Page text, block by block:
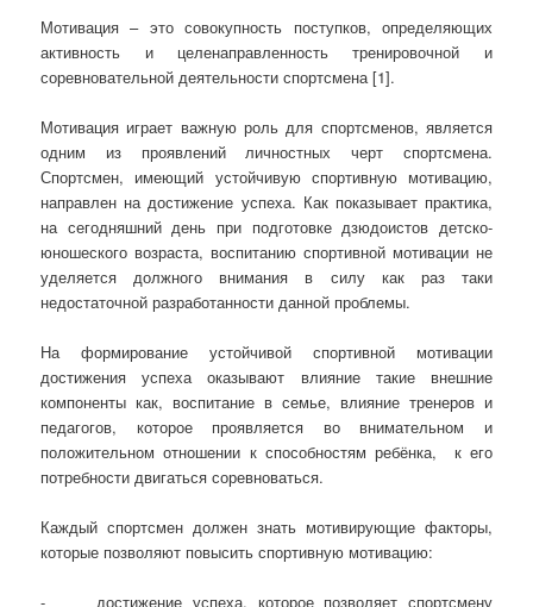
Мотивация – это совокупность поступков, определяющих
активность и целенаправленность тренировочной и
соревновательной деятельности спортсмена [1].
Мотивация играет важную роль для спортсменов, является
одним из проявлений личностных черт спортсмена.
Спортсмен, имеющий устойчивую спортивную мотивацию,
направлен на достижение успеха. Как показывает практика,
на сегодняшний день при подготовке дзюдоистов детско-
юношеского возраста, воспитанию спортивной мотивации не
уделяется должного внимания в силу как раз таки
недостаточной разработанности данной проблемы.
На формирование устойчивой спортивной мотивации
достижения успеха оказывают влияние такие внешние
компоненты как, воспитание в семье, влияние тренеров и
педагогов, которое проявляется во внимательном и
положительном отношении к способностям ребёнка, к его
потребности двигаться соревноваться.
Каждый спортсмен должен знать мотивирующие факторы,
которые позволяют повысить спортивную мотивацию:
- достижение успеха, которое позволяет спортсмену